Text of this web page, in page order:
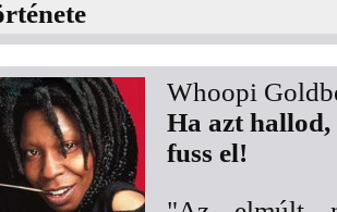
Whoopi
Ha azt hallod,
fuss el!